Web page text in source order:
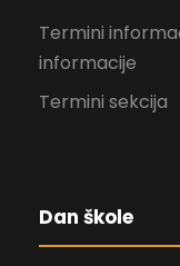
Termini
informacije
Termini sekcija
Dan škole